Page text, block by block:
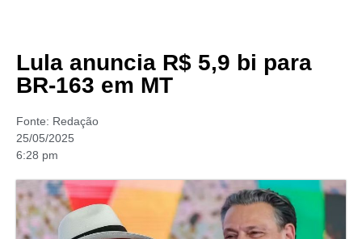
Lula anuncia R$ 5,9 bi para
BR-163 em MT
Fonte: Redação
25/05/2025
6:28 pm